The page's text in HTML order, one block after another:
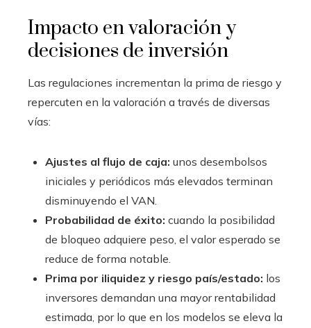
Impacto en valoración y
decisiones de inversión
Las regulaciones incrementan la prima de riesgo y
repercuten en la valoración a través de diversas
vías:
Ajustes al flujo de caja: unos desembolsos
iniciales y periódicos más elevados terminan
disminuyendo el VAN.
Probabilidad de éxito: cuando la posibilidad
de bloqueo adquiere peso, el valor esperado se
reduce de forma notable.
Prima por iliquidez y riesgo país/estado: los
inversores demandan una mayor rentabilidad
estimada, por lo que en los modelos se eleva la